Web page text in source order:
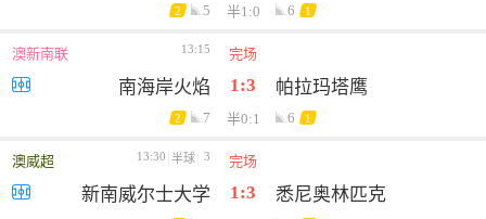
2 5 半1:0 6 1
澳新南联 13:15 完场
南海岸火焰 1:3 帕拉玛塔鹰
2 7 半0:1 6 1
澳威超 13:30 半球 3 完场
新南威尔士大学 1:3 悉尼奥林匹克